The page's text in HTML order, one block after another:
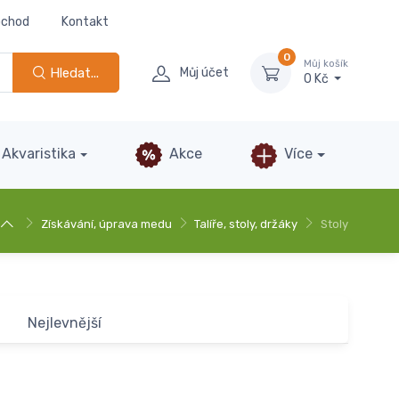
Kontakt
Hledat... Můj účet
0
Můj košík
0 Kč
Akvaristika Akce Více
Získávání, úprava medu Talíře, stoly, držáky Stoly
Nejlevnější